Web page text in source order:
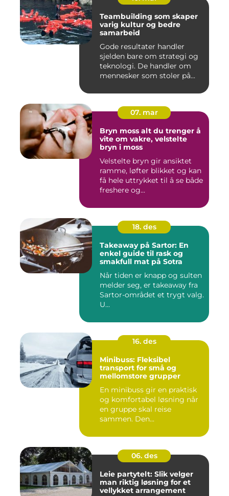
Teambuilding som skaper
varig kultur og bedre
samarbeid
Gode resultater handler
sjelden bare om strategi og
teknologi. De handler om
mennesker som stoler på...
07. mar
Bryn moss alt du trenger å
vite om vakre, velstelte
bryn i moss
Velstelte bryn gir ansiktet
ramme, løfter blikket og kan
få hele uttrykket til å se både
freshere og...
18. des
Takeaway på Sartor: En
enkel guide til rask og
smakfull mat på Sotra
Når tiden er knapp og sulten
melder seg, er takeaway fra
Sartor-området et trygt valg.
U...
16. des
Minibuss: Fleksibel
transport for små og
mellomstore grupper
En minibuss gir en praktisk
og komfortabel løsning når
en gruppe skal reise
sammen. Den...
06. des
Leie partytelt: Slik velger
man riktig løsning for et
vellykket arrangement